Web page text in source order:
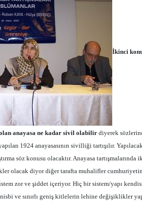
İkinci
anayasa ne kadar sivil olabilir diyerek
1924 anayasasının sivilliği tartışılır.
söz konusu olacaktır. Anayasa
olacak diyor diğer tarafta muhalifler
zor ve şiddet içeriyor. Hiç bir sistem/yapı
ve sınırlı geniş kitlelerin lehine değişiklikler